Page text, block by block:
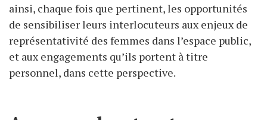
ainsi, chaque fois que pertinent, les opportunités
de sensibiliser leurs interlocuteurs aux enjeux de
représentativité des femmes dans l’espace public,
et aux engagements qu’ils portent à titre
personnel, dans cette perspective.